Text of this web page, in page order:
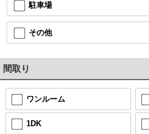
駐車場
その他
間取り
ワンルーム
1DK